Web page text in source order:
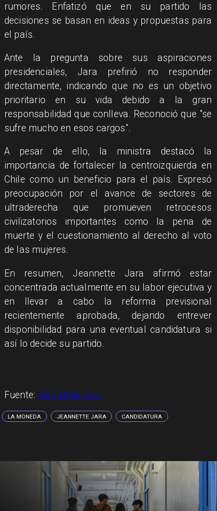
rumores. Enfatizó que en su partido las
decisiones se basan en ideas y propuestas para
el país.
Ante la pregunta sobre sus aspiraciones
presidenciales, Jara prefirió no responder
directamente, indicando que no es un objetivo
prioritario en su vida debido a la gran
responsabilidad que conlleva. Reconoció que "se
sufre mucho en esos cargos".
A pesar de ello, la ministra destacó la
importancia de fortalecer la centroizquierda en
Chile como un beneficio para el país. Expresó
preocupación por el avance de sectores de
ultraderecha que promueven retrocesos
civilizatorios importantes como la pena de
muerte y el cuestionamiento al derecho al voto
de las mujeres.
En resumen, Jeannette Jara afirmó estar
concentrada actualmente en su labor ejecutiva y
en llevar a cabo la reforma previsional
recientemente aprobada, dejando entrever
disponibilidad para una eventual candidatura si
así lo decide su partido.
Fuente:CNN Chile País
LA MONEDA JEANNETTE JARA CANDIDATURA